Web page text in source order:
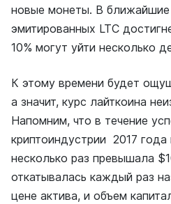
новые монеты. В ближайшие
эмитированных LTC
10% могут уйти несколько
К этому времени будет
а значит, курс лайткоина
Напомним, что в течение
криптоиндустрии 2017 года
несколько раз превышала
откатывалась каждый раз
цене актива, и объем